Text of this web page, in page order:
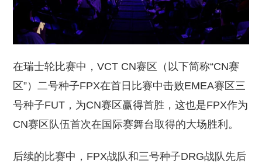
在瑞士轮比赛中，VCT CN赛区（以下简称“CN赛
区”）二号种子FPX在首日比赛中击败EMEA赛区三
号种子FUT，为CN赛区赢得首胜，这也是FPX作为
CN赛区队伍首次在国际赛舞台取得的大场胜利。
后续的比赛中，FPX战队和三号种子DRG战队先后